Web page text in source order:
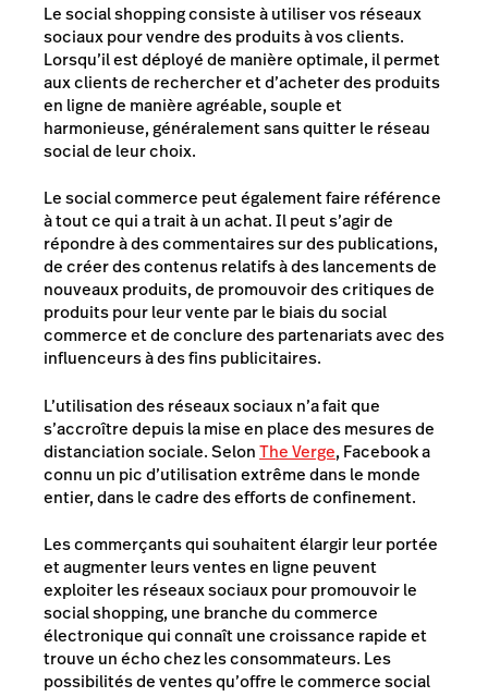
Le social shopping consiste à utiliser vos réseaux
sociaux pour vendre des produits à vos clients.
Lorsqu’il est déployé de manière optimale, il permet
aux clients de rechercher et d’acheter des produits
en ligne de manière agréable, souple et
harmonieuse, généralement sans quitter le réseau
social de leur choix.
Le social commerce peut également faire référence
à tout ce qui a trait à un achat. Il peut s’agir de
répondre à des commentaires sur des publications,
de créer des contenus relatifs à des lancements de
nouveaux produits, de promouvoir des critiques de
produits pour leur vente par le biais du social
commerce et de conclure des partenariats avec des
influenceurs à des fins publicitaires.
L’utilisation des réseaux sociaux n’a fait que
s’accroître depuis la mise en place des mesures de
distanciation sociale. SelonThe Verge, Facebook a
connu un pic d’utilisation extrême dans le monde
entier, dans le cadre des efforts de confinement.
Les commerçants qui souhaitent élargir leur portée
et augmenter leurs ventes en ligne peuvent
exploiter les réseaux sociaux pour promouvoir le
social shopping, une branche du commerce
électronique qui connaît une croissance rapide et
trouve un écho chez les consommateurs. Les
possibilités de ventes qu’offre le commerce social